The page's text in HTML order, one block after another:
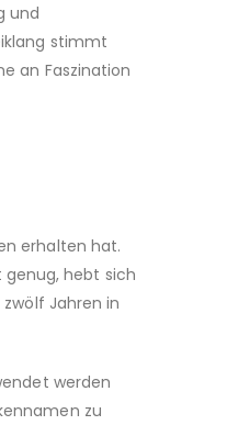
und
stimmt
an Faszination
erhalten hat.
hebt sich
Jahren in
werden
zu